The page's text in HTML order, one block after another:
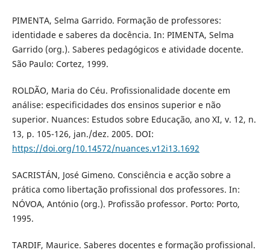
PIMENTA, Selma Garrido. Formação de professores:
identidade e saberes da docência. In: PIMENTA, Selma
Garrido (org.). Saberes pedagógicos e atividade docente.
São Paulo: Cortez, 1999.
ROLDÃO, Maria do Céu. Profissionalidade docente em
análise: especificidades dos ensinos superior e não
superior. Nuances: Estudos sobre Educação, ano XI, v. 12, n.
13, p. 105-126, jan./dez. 2005. DOI:
https://doi.org/10.14572/nuances.v12i13.1692
SACRISTÁN, José Gimeno. Consciência e acção sobre a
prática como libertação profissional dos professores. In:
NÓVOA, António (org.). Profissão professor. Porto: Porto,
1995.
TARDIF, Maurice. Saberes docentes e formação profissional.